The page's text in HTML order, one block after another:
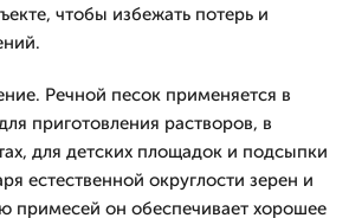
чтобы избежать потерь и
Речной песок применяется в
приготовления растворов, в
для детских площадок и подсыпки
естественной округлости зерен и
примесей он обеспечивает хорошее